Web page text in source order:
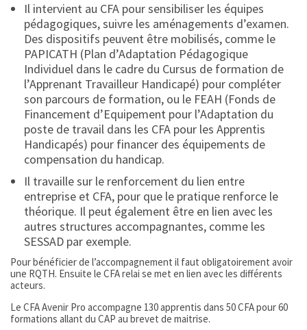
Il intervient au CFA pour sensibiliser les équipes
pédagogiques, suivre les aménagements d’examen.
Des dispositifs peuvent être mobilisés, comme le
PAPICATH (Plan d’Adaptation Pédagogique
Individuel dans le cadre du Cursus de formation de
l’Apprenant Travailleur Handicapé) pour compléter
son parcours de formation, ou le FEAH (Fonds de
Financement d’Equipement pour l’Adaptation du
poste de travail dans les CFA pour les Apprentis
Handicapés) pour financer des équipements de
compensation du handicap.
Il travaille sur le renforcement du lien entre
entreprise et CFA, pour que le pratique renforce le
théorique. Il peut également être en lien avec les
autres structures accompagnantes, comme les
SESSAD par exemple.
Pour bénéficier de l’accompagnement il faut obligatoirement avoir
une RQTH. Ensuite le CFA relai se met en lien avec les différents
acteurs.
Le CFA Avenir Pro accompagne 130 apprentis dans 50 CFA pour 60
formations allant du CAP au brevet de maitrise.